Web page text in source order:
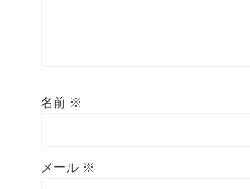
名前 ※
メール ※